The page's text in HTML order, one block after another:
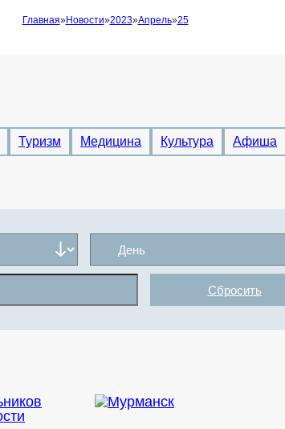
Главная Новости 2023 Апрель 25
Туризм Медицина Культура Афиша
Сбросить